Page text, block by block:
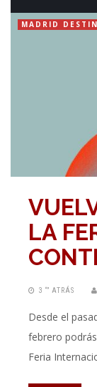
MADRID
LA
3 “” ATRÁS
Desde el
febrero
Feria